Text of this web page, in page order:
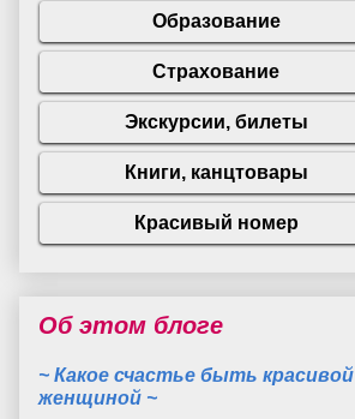
Об этом блоге
~ Какое счастье быть красивой
женщиной ~